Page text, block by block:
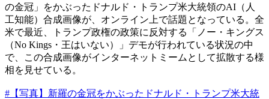
の金冠」をかぶったドナルド・トランプ米大統領のAI（人
工知能）合成画像が、オンライン上で話題となっている。全
米で最近、トランプ政権の政策に反対する「ノー・キングス
（No Kings・王はいない）」デモが行われている状況の中
で、この合成画像がインターネットミームとして拡散する様
相を見せている。
#【写真】新羅の金冠をかぶったドナルド・トランプ米大統